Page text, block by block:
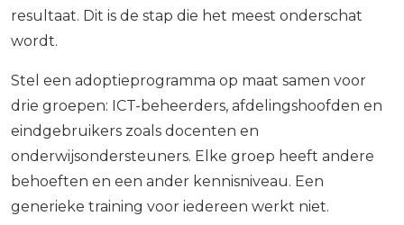
resultaat. Dit is de stap die het meest onderschat
wordt.
Stel een adoptieprogramma op maat samen voor
drie groepen: ICT-beheerders, afdelingshoofden en
eindgebruikers zoals docenten en
onderwijsondersteuners. Elke groep heeft andere
behoeften en een ander kennisniveau. Een
generieke training voor iedereen werkt niet.